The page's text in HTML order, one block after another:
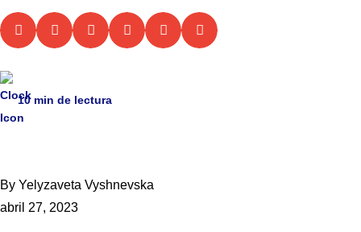
10 min de lectura
By Yelyzaveta Vyshnevska
abril 27, 2023